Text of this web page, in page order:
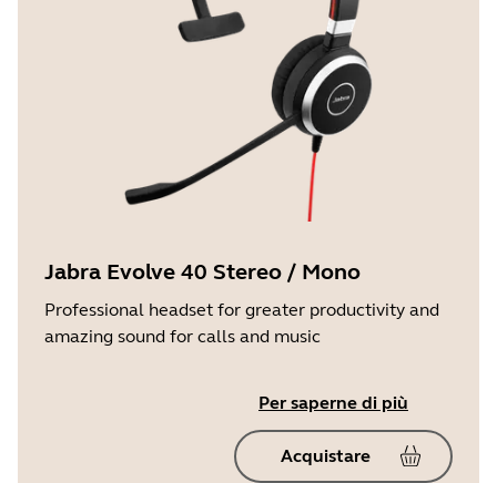
Jabra Evolve 40 Stereo / Mono
Professional headset for greater productivity and
amazing sound for calls and music
Per saperne di più
Acquistare